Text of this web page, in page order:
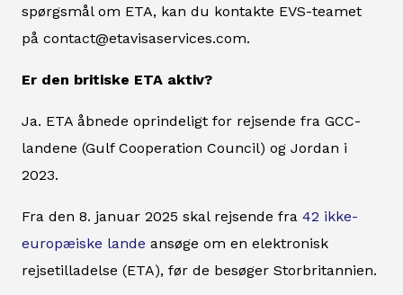
spørgsmål om ETA, kan du kontakte EVS-teamet
på contact@etavisaservices.com.
Er den britiske ETA aktiv?
Ja. ETA åbnede oprindeligt for rejsende fra GCC-
landene (Gulf Cooperation Council) og Jordan i
2023.
Fra den 8. januar 2025 skal rejsende fra 42 ikke-
europæiske lande ansøge om en elektronisk
rejsetilladelse (ETA), før de besøger Storbritannien.